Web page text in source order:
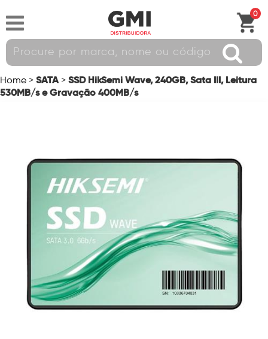
0
Home > SATA > SSD HikSemi Wave, 240GB, Sata III, Leitura
530MB/s e Gravação 400MB/s